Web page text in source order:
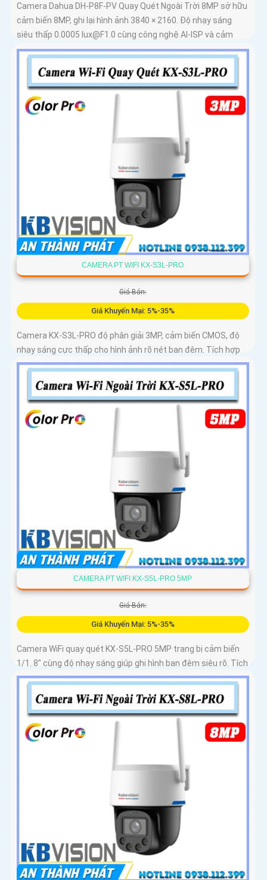
Camera Dahua DH-P8F-PV Quay Quét Ngoài Trời 8MP sở hữu
cảm biến 8MP, ghi lại hình ảnh 3840 × 2160. Độ nhạy sáng
siêu thấp 0.0005 lux@F1.0 cùng công nghệ AI-ISP và cảm
biến lớn...
CAMERA PT WIFI KX-S3L-PRO
Giá Bán:
Giá Khuyến Mại: 5%-35%
Camera KX-S3L-PRO độ phân giải 3MP, cảm biến CMOS, độ
nhạy sáng cực thấp cho hình ảnh rõ nét ban đêm. Tích hợp
WiFi 6, hỗ trợ Auto Tracking, phát hiện người và phương tiện,
CAMERA PT WIFI KX-S5L-PRO 5MP
Giá Bán:
Giá Khuyến Mại: 5%-35%
Camera WiFi quay quét KX-S5L-PRO 5MP trang bị cảm biến
1/1. 8" cùng độ nhạy sáng giúp ghi hình ban đêm siêu rõ. Tích
hợp Auto Tracking, phát hiện người, phương tiện, quay quét